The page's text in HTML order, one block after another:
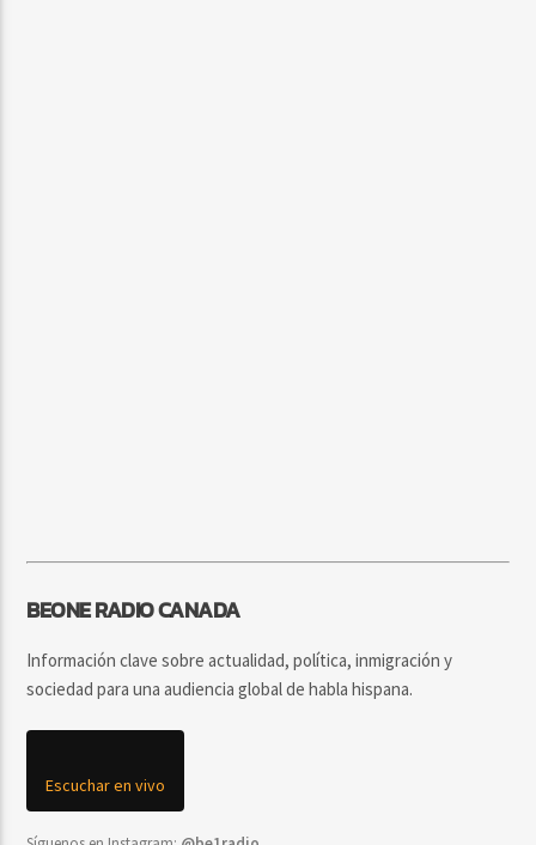
BEONE RADIO CANADA
Información clave sobre actualidad, política, inmigración y
sociedad para una audiencia global de habla hispana.
Escuchar en vivo